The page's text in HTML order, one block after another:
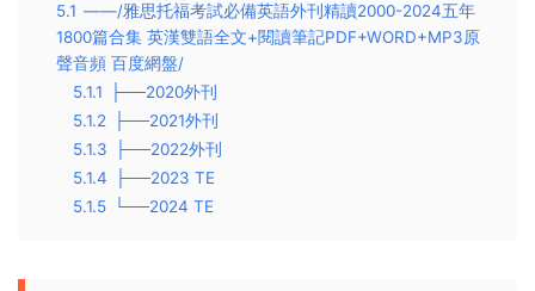
5.1 ——/雅思托福考試必備英語外刊精讀2000-2024五年
1800篇合集 英漢雙語全文+閱讀筆記PDF+WORD+MP3原
聲音頻 百度網盤/
5.1.1
├──2020外刊
5.1.2
├──2021外刊
5.1.3
├──2022外刊
5.1.4
├──2023 TE
5.1.5
└──2024 TE